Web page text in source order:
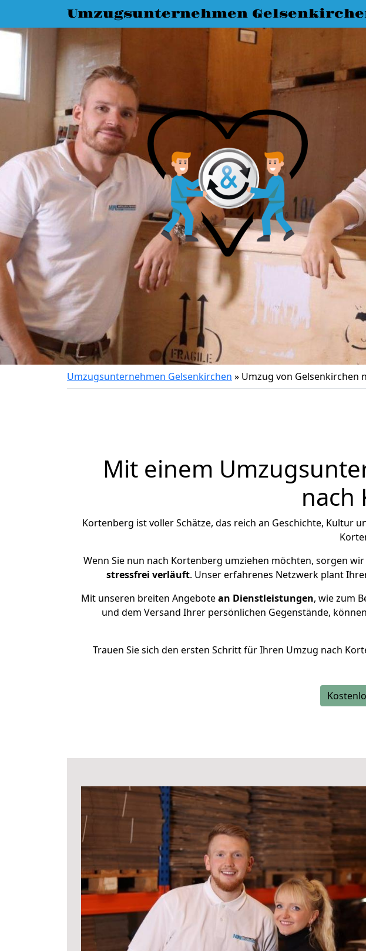
Umzugsunternehmen
Umzugsunternehmen Gelsenkirchen » Umzug von Gelsenkirchen
Mit einem
nach
Kortenberg ist voller Schätze, das reich an Geschichte, Kultur
Wenn Sie nun nach Kortenberg umziehen möchten, sorgen
stressfrei verläuft. Unser erfahrenes Netzwerk plant
Mit unseren breiten Angebotean Dienstleistungen, wie zum
und dem Versand Ihrer persönlichen Gegenstände,
Trauen Sie sich den ersten Schritt für Ihren Umzug nach